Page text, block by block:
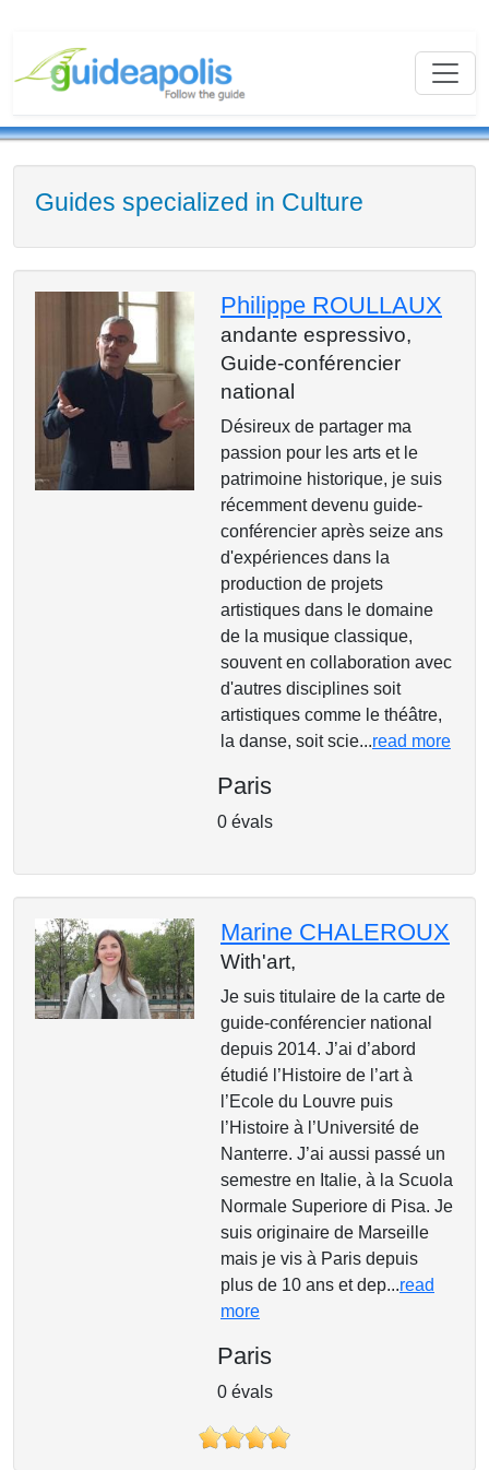
Guides specialized in Culture
Philippe ROULLAUX
andante espressivo,
Guide-conférencier
national
Désireux de partager ma
passion pour les arts et le
patrimoine historique, je suis
récemment devenu guide-
conférencier après seize ans
d'expériences dans la
production de projets
artistiques dans le domaine
de la musique classique,
souvent en collaboration avec
d'autres disciplines soit
artistiques comme le théâtre,
la danse, soit scie...read more
Paris
0 évals
Marine CHALEROUX
With'art,
Je suis titulaire de la carte de
guide-conférencier national
depuis 2014. J’ai d’abord
étudié l’Histoire de l’art à
l’Ecole du Louvre puis
l’Histoire à l’Université de
Nanterre. J’ai aussi passé un
semestre en Italie, à la Scuola
Normale Superiore di Pisa. Je
suis originaire de Marseille
mais je vis à Paris depuis
plus de 10 ans et dep...read
more
Paris
0 évals